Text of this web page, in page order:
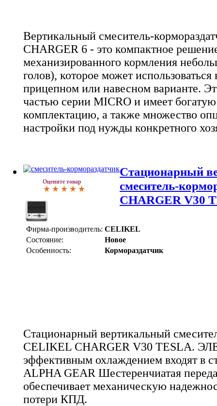
Вертикальный смеситель-
CHARGER 6 - это компактное
механизированного кормления
голов), которое может
прицепном или навесном варианте.
частью серии MICRO и имеет
комплектацию, а также множество
настройки под нужды конкретного
Оцените товар
Стационарный
смеситель-
CHARGER V30
Фирма-производитель: CELIKEL
Состояние:
Новое
Особенность:
Кормораздатчик
Стационарный вертикальный
CELIKEL CHARGER V30 TESLA.
эффективным охлаждением входят в
ALPHA GEAR Шестеренчиатая
обеспечивает механическую
потери КПД.